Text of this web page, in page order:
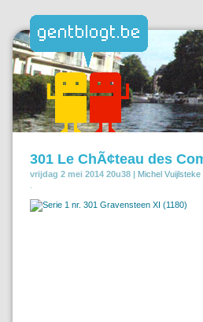
301 Le ChÃ¢teau des
vrijdag 2 mei 2014 20u38 | Michel Vuijlsteke